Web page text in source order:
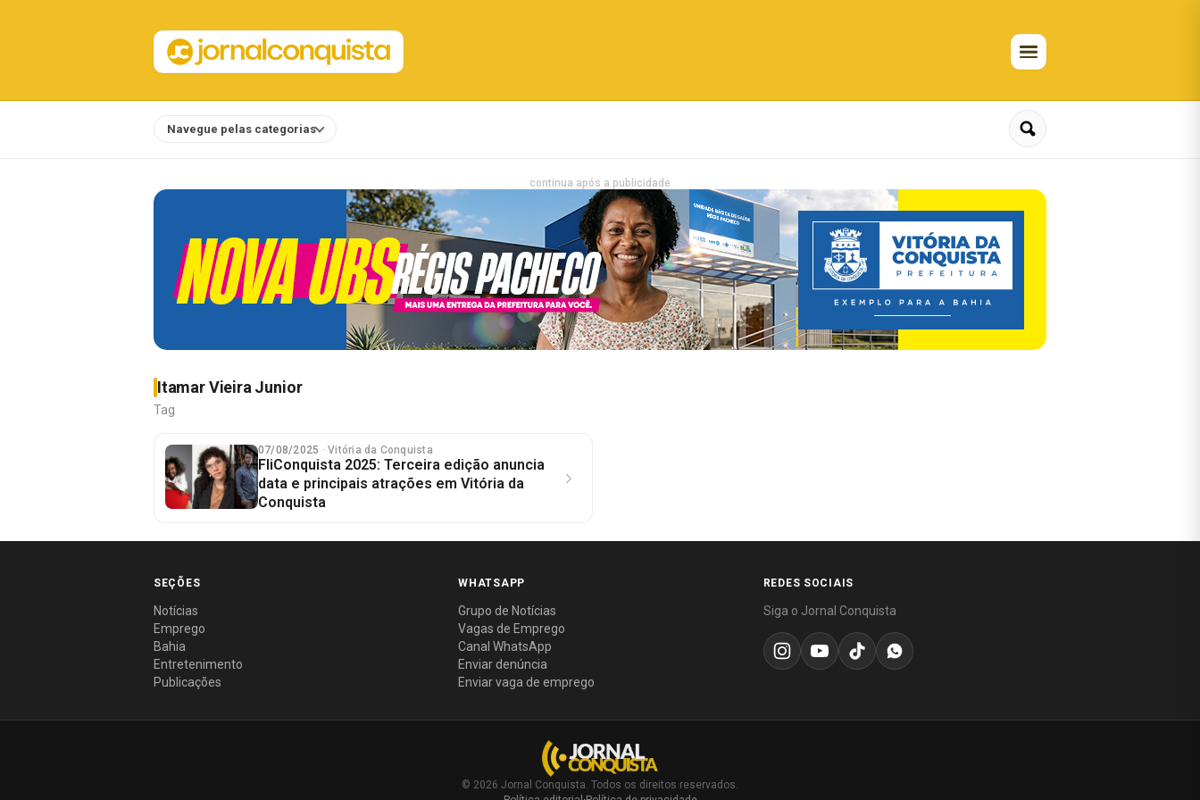
Navegue pelas categorias
continua após a publicidade
Itamar Vieira Junior
Tag
07/08/2025 · Vitória da Conquista
FliConquista 2025: Terceira edição anuncia
data e principais atrações em Vitória da
Conquista
SEÇÕES
Notícias
Emprego
Bahia
Entretenimento
Publicações
WHATSAPP
Grupo de Notícias
Vagas de Emprego
Canal WhatsApp
Enviar denúncia
Enviar vaga de emprego
REDES SOCIAIS
Siga o Jornal Conquista
© 2026 Jornal Conquista. Todos os direitos reservados.